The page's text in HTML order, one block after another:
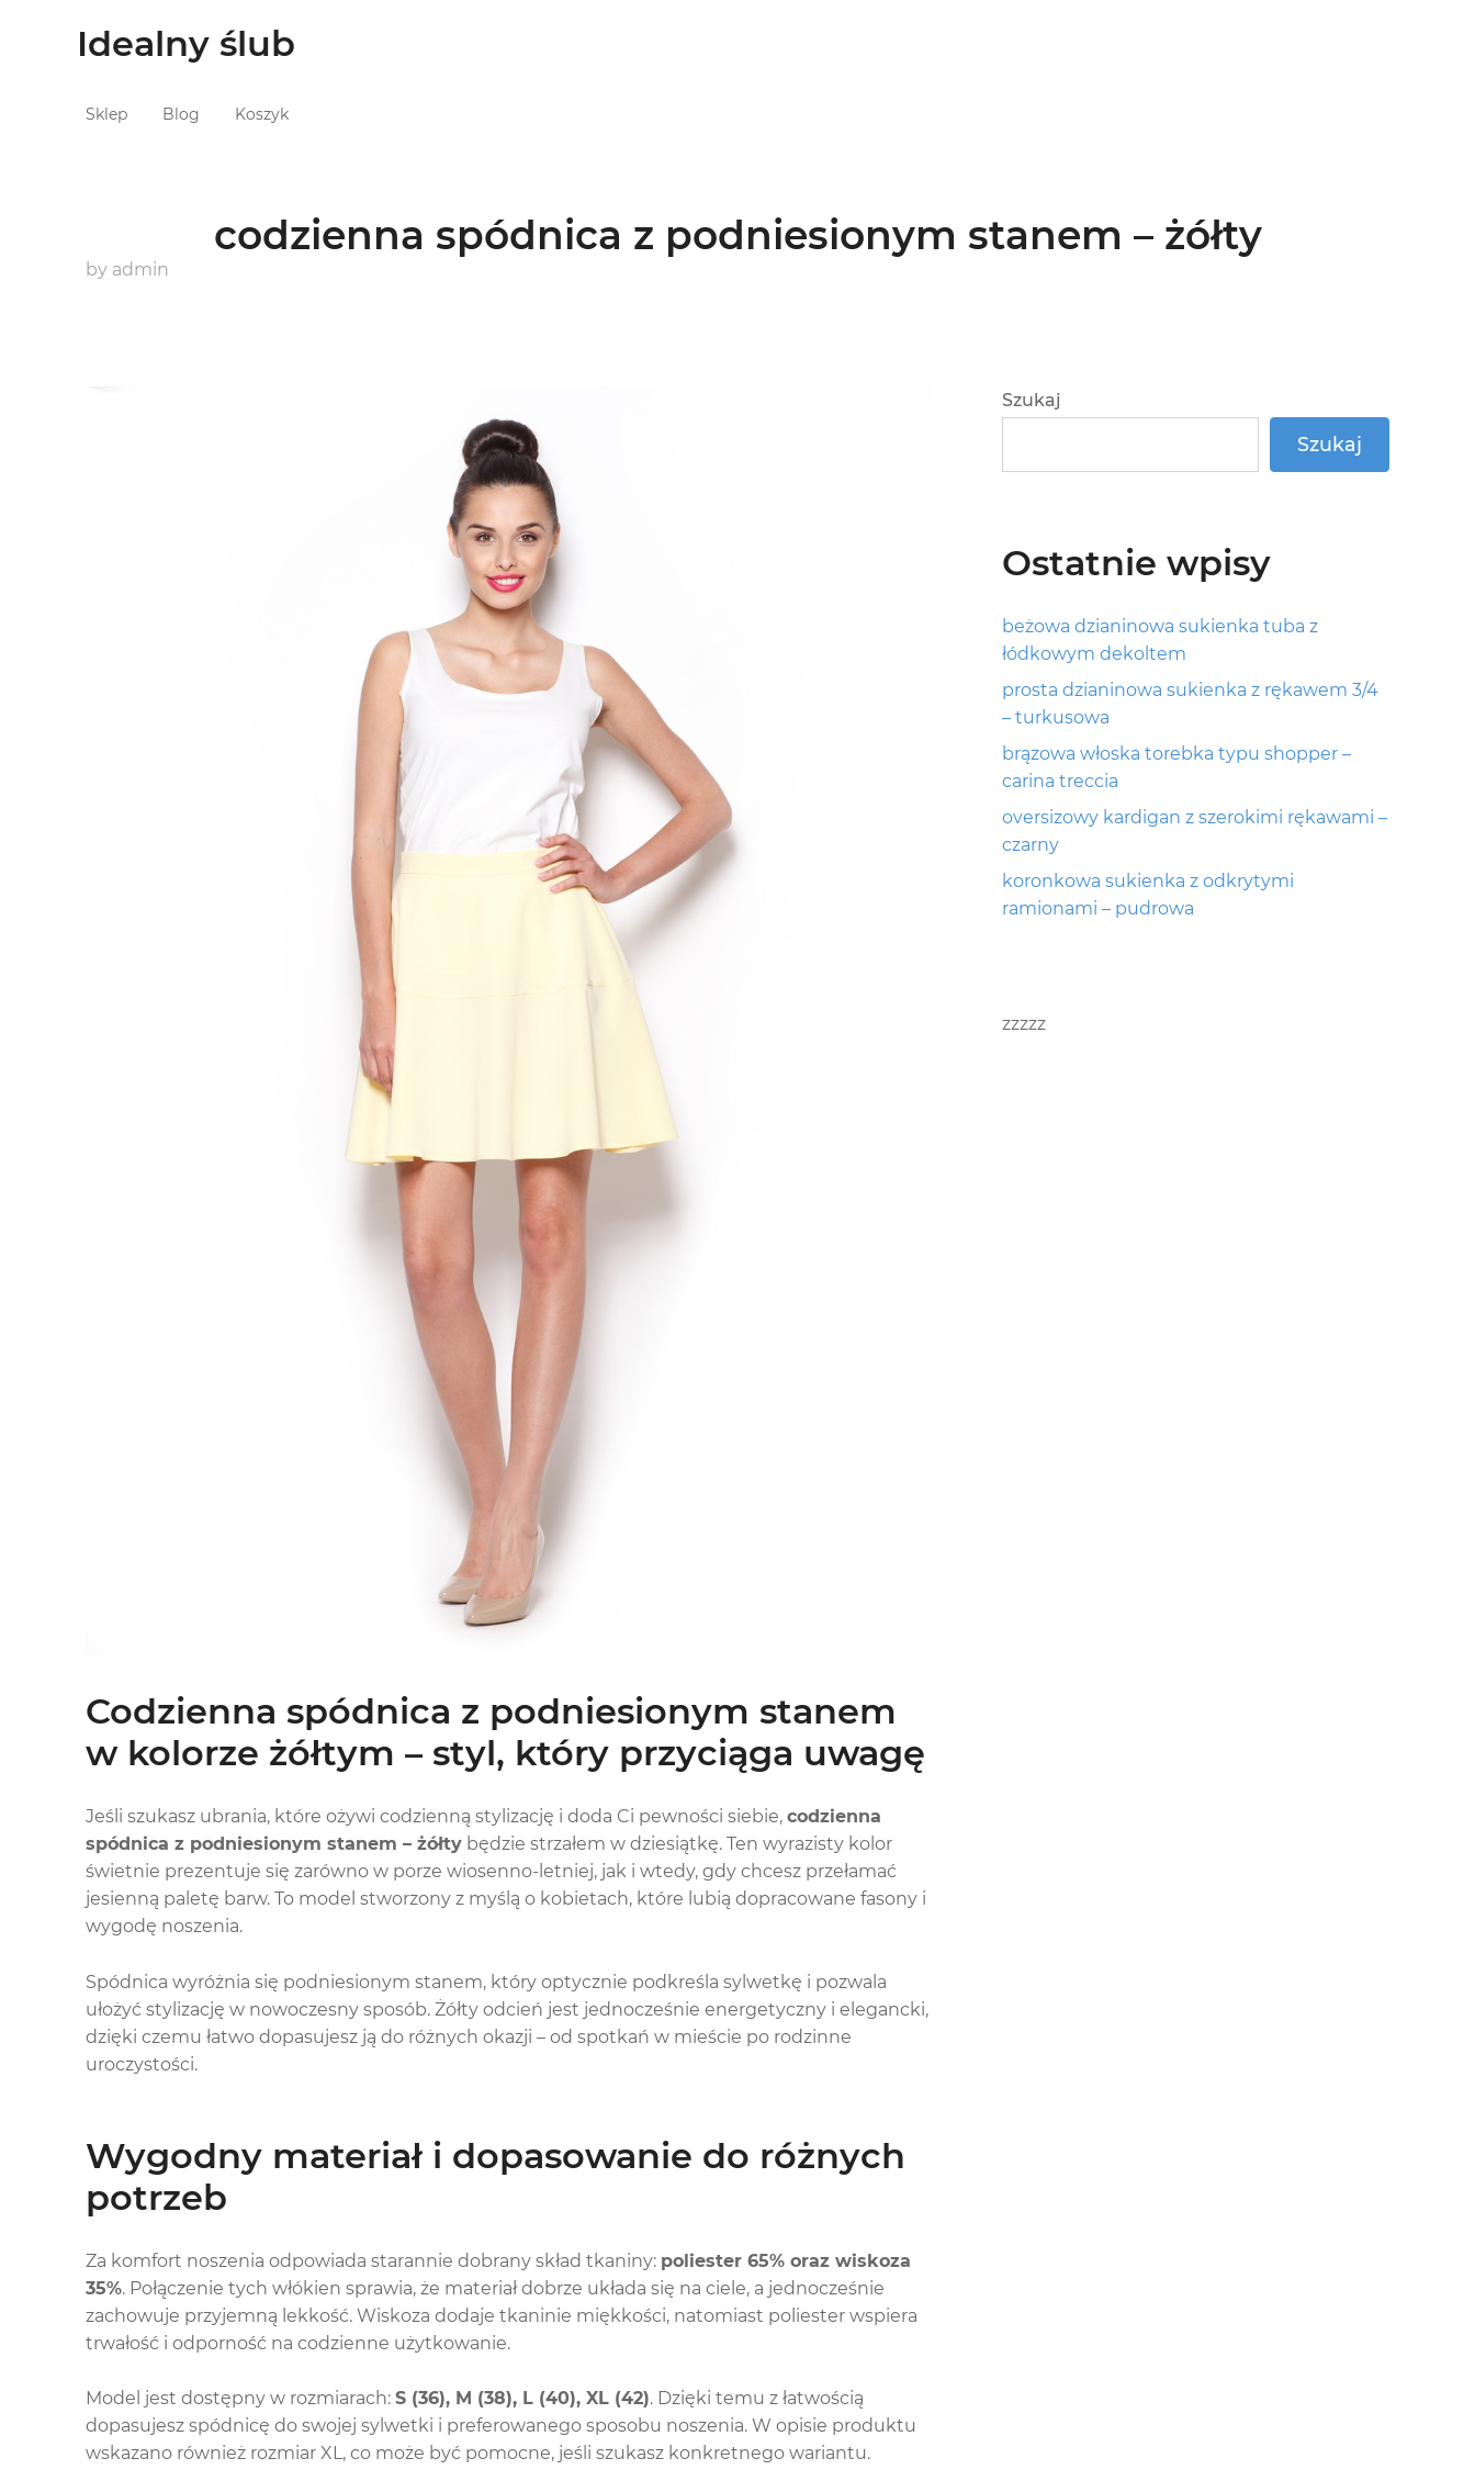
Idealny ślub
Sklep Blog Koszyk
codzienna spódnica z podniesionym stanem – żółty
by admin
Codzienna spódnica z podniesionym stanem
w kolorze żółtym – styl, który przyciąga uwagę
Jeśli szukasz ubrania, które ożywi codzienną stylizację i doda Ci pewności siebie, codzienna
spódnica z podniesionym stanem – żółty będzie strzałem w dziesiątkę. Ten wyrazisty kolor
świetnie prezentuje się zarówno w porze wiosenno-letniej, jak i wtedy, gdy chcesz przełamać
jesienną paletę barw. To model stworzony z myślą o kobietach, które lubią dopracowane fasony i
wygodę noszenia.
Spódnica wyróżnia się podniesionym stanem, który optycznie podkreśla sylwetkę i pozwala
ułożyć stylizację w nowoczesny sposób. Żółty odcień jest jednocześnie energetyczny i elegancki,
dzięki czemu łatwo dopasujesz ją do różnych okazji – od spotkań w mieście po rodzinne
uroczystości.
Wygodny materiał i dopasowanie do różnych
potrzeb
Za komfort noszenia odpowiada starannie dobrany skład tkaniny: poliester 65% oraz wiskoza
35%. Połączenie tych włókien sprawia, że materiał dobrze układa się na ciele, a jednocześnie
zachowuje przyjemną lekkość. Wiskoza dodaje tkaninie miękkości, natomiast poliester wspiera
trwałość i odporność na codzienne użytkowanie.
Model jest dostępny w rozmiarach: S (36), M (38), L (40), XL (42). Dzięki temu z łatwością
dopasujesz spódnicę do swojej sylwetki i preferowanego sposobu noszenia. W opisie produktu
wskazano również rozmiar XL, co może być pomocne, jeśli szukasz konkretnego wariantu.
Szukaj
Szukaj
Ostatnie wpisy
beżowa dzianinowa sukienka tuba z
łódkowym dekoltem
prosta dzianinowa sukienka z rękawem 3/4
– turkusowa
brązowa włoska torebka typu shopper –
carina treccia
oversizowy kardigan z szerokimi rękawami –
czarny
koronkowa sukienka z odkrytymi
ramionami – pudrowa
zzzzz